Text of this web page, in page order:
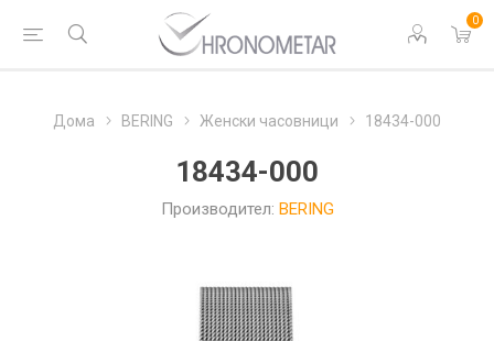
0
Дома BERING Женски часовници 18434-000
18434-000
Производител: BERING